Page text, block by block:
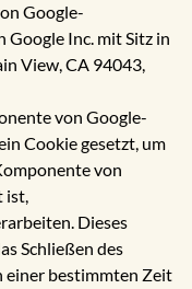
Google-
Inc. mit Sitz in
View, CA 94043,
von Google-
Cookie gesetzt, um
von
ist,
Dieses
Schließen des
einer bestimmten Zeit